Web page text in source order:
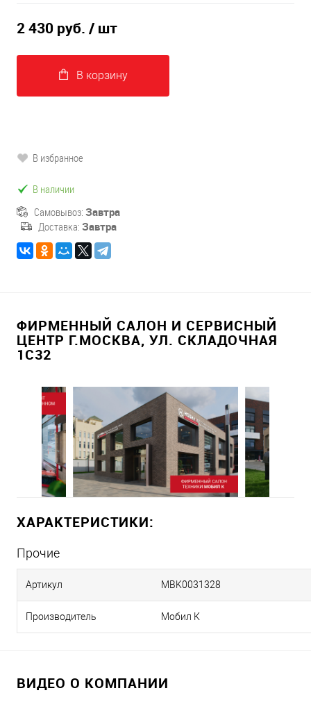
2 430 руб. / шт
В корзину
В избранное
В наличии
Самовывоз: Завтра
Доставка: Завтра
ФИРМЕННЫЙ САЛОН И СЕРВИСНЫЙ
ЦЕНТР Г.МОСКВА, УЛ. СКЛАДОЧНАЯ
1С32
ХАРАКТЕРИСТИКИ:
Прочие
Артикул MBK0031328
Производитель Мобил К
ВИДЕО О КОМПАНИИ